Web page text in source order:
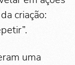
criação:
uma